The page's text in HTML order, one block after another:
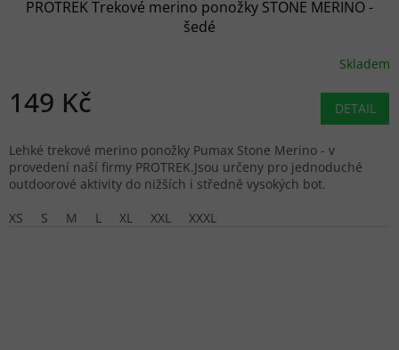
PROTREK Trekové merino ponožky STONE MERINO -
šedé
Skladem
149 Kč DETAIL
Lehké trekové merino ponožky Pumax Stone Merino - v
provedení naší firmy PROTREK.Jsou určeny pro jednoduché
outdoorové aktivity do nižších i středně vysokých bot.
XS
S M L XL XXL XXXL